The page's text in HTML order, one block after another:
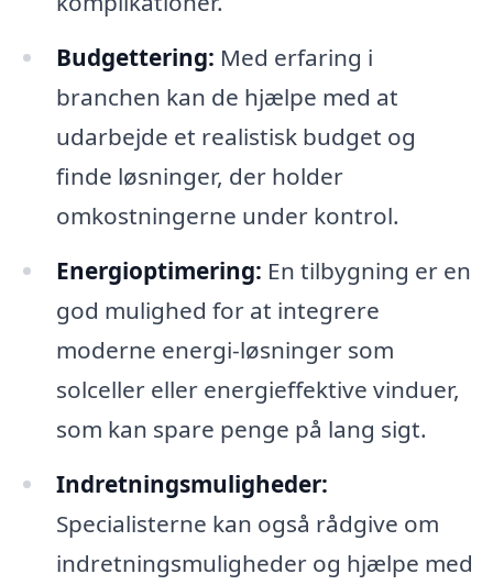
Budgettering: Med erfaring i
branchen kan de hjælpe med at
udarbejde et realistisk budget og
finde løsninger, der holder
omkostningerne under kontrol.
Energioptimering: En tilbygning er en
god mulighed for at integrere
moderne energi-løsninger som
solceller eller energieffektive vinduer,
som kan spare penge på lang sigt.
Indretningsmuligheder:
Specialisterne kan også rådgive om
indretningsmuligheder og hjælpe med